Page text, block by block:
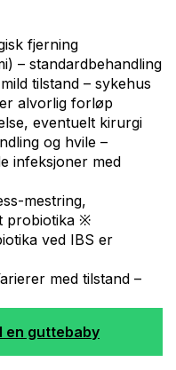
fjerning
– standardbehandling
tilstand – sykehus
alvorlig forløp
eventuelt kirurgi
og hvile –
infeksjoner med
mestring,
probiotika ※
ved IBS er
med tilstand –
en guttebaby